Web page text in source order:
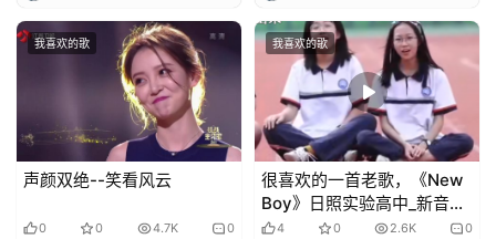
我喜欢的歌
声颜双绝--笑看风云
0 0 4.7K 0
我喜欢的歌
很喜欢的一首老歌，《New
Boy》日照实验高中_新音速
乐队唱的是青春洋溢
4 0 2.6K 0